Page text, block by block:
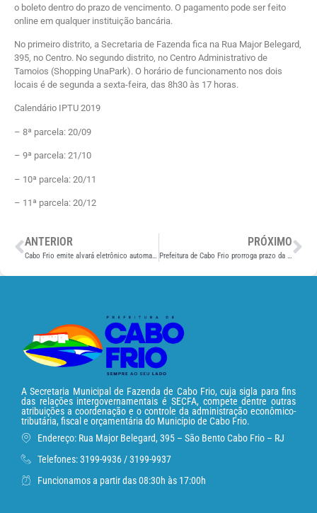
o boleto dentro do prazo de vencimento. O pagamento pode ser feito
online em qualquer instituição bancária.
No primeiro distrito, a Secretaria de Fazenda fica na Rua Major Belegard,
395, no Centro. No segundo distrito, no Centro Administrativo de
Tamoios (Shopping UnaPark). O horário de funcionamento nos dois
locais é de segunda a sexta-feira, das 8h30 às 17 horas.
Calendário IPTU 2019
– 8ª parcela: 20/09
– 9ª parcela: 21/10
– 10ª parcela: 20/11
– 11ª parcela: 20/12
ANTERIOR
Cabo Frio emite alvará eletrônico automatizado
PRÓXIMO
Prefeitura de Cabo Frio prorroga prazo da anistia fiscal até 31 de outubro
A Secretaria Municipal de Fazenda de Cabo Frio, cuja sigla para fins
das relações intergovernamentais é SECFA, compete dentre outras
atribuições a coordenação e o controle da administração econômico-
tributária, fiscal e orçamentária do Município de Cabo Frio.
Endereço: Rua Major Belegard, 395 – São Bento Cabo Frio – RJ
Telefones: 3199-9936 / 3199-9937
Funcionamos a partir das 08:30h às 17:00h